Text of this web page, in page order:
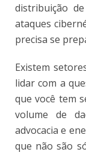
distribuição
ataques
precisa se
Existem
lidar com a
que você tem
volume de
advocacia e
que não são